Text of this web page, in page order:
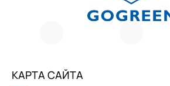
КАРТА САЙТА